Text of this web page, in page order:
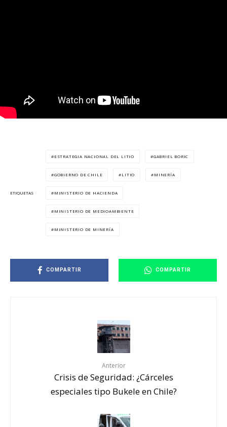
ETIQUETAS
ESTRATEGIA NACIONAL DEL LITIO GABRIEL BORIC
GOBIERNO DE CHILE LITIO MINERÍA
MINISTERIO DE HACIENDA
MINISTERIO DE MEDIOAMBIENTE
MINISTERIO DE MINERÍA
COMPARTIR COMPARTIR
Anterior
Crisis de Seguridad: ¿Cárceles
especiales tipo Bukele en Chile?